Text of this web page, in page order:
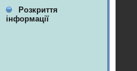
Розкриття
інформації